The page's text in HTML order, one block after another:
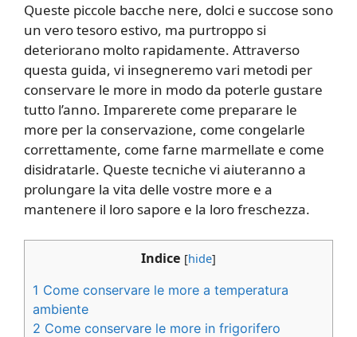
Queste piccole bacche nere, dolci e succose sono
un vero tesoro estivo, ma purtroppo si
deteriorano molto rapidamente. Attraverso
questa guida, vi insegneremo vari metodi per
conservare le more in modo da poterle gustare
tutto l’anno. Imparerete come preparare le
more per la conservazione, come congelarle
correttamente, come farne marmellate e come
disidratarle. Queste tecniche vi aiuteranno a
prolungare la vita delle vostre more e a
mantenere il loro sapore e la loro freschezza.
Indice [hide]
1 Come conservare le more a temperatura
ambiente
2 Come conservare le more in frigorifero